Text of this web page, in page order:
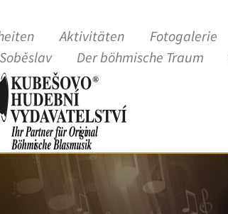
Aktivitäten Fotogalerie
Der böhmische Traum